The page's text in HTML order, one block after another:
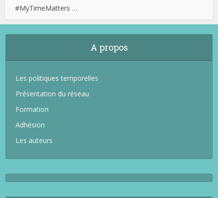
#MyTimeMatters …
A propos
Les politiques temporelles
Présentation du réseau
Formation
Adhésion
Les auteurs